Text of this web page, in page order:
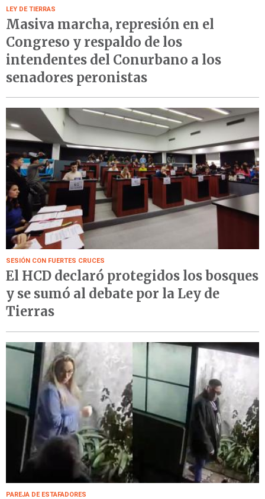
LEY DE TIERRAS
Masiva marcha, represión en el
Congreso y respaldo de los
intendentes del Conurbano a los
senadores peronistas
SESIÓN CON FUERTES CRUCES
El HCD declaró protegidos los bosques
y se sumó al debate por la Ley de
Tierras
PAREJA DE ESTAFADORES